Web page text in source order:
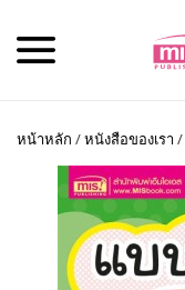
หน้าหลัก /หนังสือของเรา /